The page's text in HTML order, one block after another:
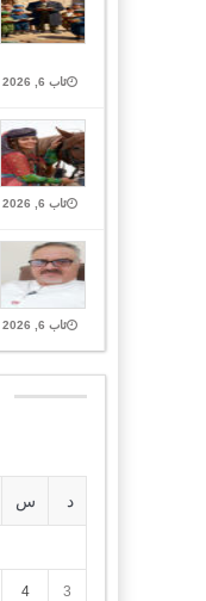
ئاب 6, 2026 Closed
ئاب 6, 2026 Closed
ئاب 6, 2026 Closed
د س
3
4